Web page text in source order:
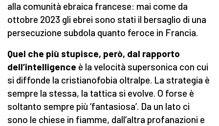
alla comunità ebraica francese: mai come da
ottobre 2023 gli ebrei sono stati il bersaglio di una
persecuzione subdola quanto feroce in Francia.
Quel che più stupisce, però, dal rapporto
dell’intelligence è la velocità supersonica con cui
si diffonde la cristianofobia oltralpe. La strategia è
sempre la stessa, la tattica si evolve. O forse è
soltanto sempre più ‘fantasiosa’. Da un lato ci
sono le chiese in fiamme, dall’altra profanazioni e